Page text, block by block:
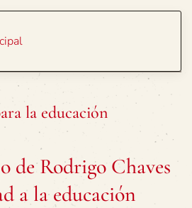
la educación
de Rodrigo Chaves
a la educación